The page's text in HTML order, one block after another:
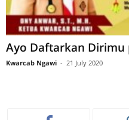
Ayo Daftarkan Dirimu
Kwarcab Ngawi - 21 July 2020